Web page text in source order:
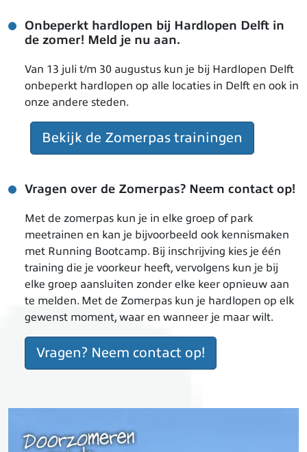
Onbeperkt hardlopen bij Hardlopen Delft in
de zomer! Meld je nu aan.
Van 13 juli t/m 30 augustus kun je bij Hardlopen Delft
onbeperkt hardlopen op alle locaties in Delft en ook in
onze andere steden.
Bekijk de Zomerpas trainingen
Vragen over de Zomerpas? Neem contact op!
Met de zomerpas kun je in elke groep of park
meetrainen en kan je bijvoorbeeld ook kennismaken
met Running Bootcamp. Bij inschrijving kies je één
training die je voorkeur heeft, vervolgens kun je bij
elke groep aansluiten zonder elke keer opnieuw aan
te melden. Met de Zomerpas kun je hardlopen op elk
gewenst moment, waar en wanneer je maar wilt.
Vragen? Neem contact op!